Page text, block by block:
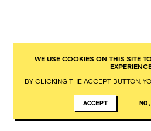
WE USE COOKIES ON THIS SITE
BY CLICKING THE ACCEPT BUTTON,
ACCEPT